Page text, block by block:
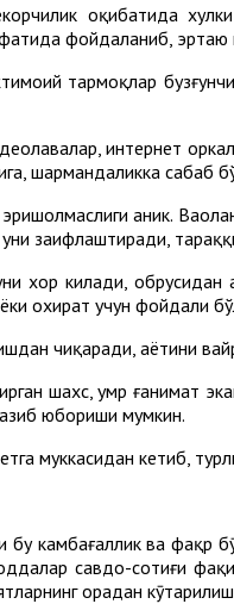
оқибатида
фойдаланиб, эртаю
тармоқлар
интернет
шармандаликка сабаб
аник.
заифлаштиради,
хор килади,
охират учун фойдали
чиқаради, ҳаётини
шахс, умр ғанимат
юбориши мумкин.
муккасидан кетиб,
бу камбағаллик ва фақр
савдо-сотиғи
орадан